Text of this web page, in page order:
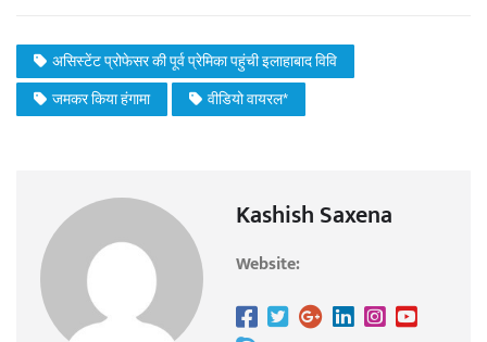
असिस्टेंट प्रोफेसर की पूर्व प्रेमिका पहुंची इलाहाबाद विवि
जमकर किया हंगामा
वीडियो वायरल*
Kashish Saxena
Website: